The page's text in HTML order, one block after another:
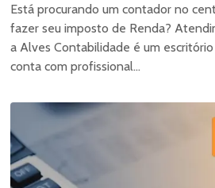
Está procurando um contador no
fazer seu imposto de Renda?
a Alves Contabilidade é um
conta com profissional...